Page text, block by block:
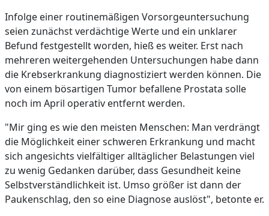
Infolge einer routinemäßigen Vorsorgeuntersuchung
seien zunächst verdächtige Werte und ein unklarer
Befund festgestellt worden, hieß es weiter. Erst nach
mehreren weitergehenden Untersuchungen habe dann
die Krebserkrankung diagnostiziert werden können. Die
von einem bösartigen Tumor befallene Prostata solle
noch im April operativ entfernt werden.
"Mir ging es wie den meisten Menschen: Man verdrängt
die Möglichkeit einer schweren Erkrankung und macht
sich angesichts vielfältiger alltäglicher Belastungen viel
zu wenig Gedanken darüber, dass Gesundheit keine
Selbstverständlichkeit ist. Umso größer ist dann der
Paukenschlag, den so eine Diagnose auslöst", betonte er.